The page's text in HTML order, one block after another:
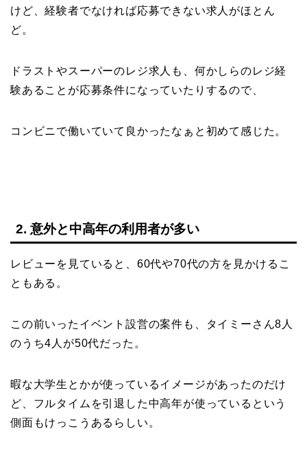
けど、経験者でなければ応募できない求人がほとん
ど。
ドラストやスーパーのレジ求人も、何かしらのレジ経
験あることが応募条件になっていたりするので、
コンビニで働いていて良かったなぁと初めて感じた。
2. 意外と中高年の利用者が多い
レビューを見ていると、60代や70代の方を見かけるこ
ともある。
この前いったイベント設営の案件も、タイミーさん8人
のうち4人が50代だった。
暇な大学生とかが使っているイメージがあったのだけ
ど、フルタイムを引退した中高年が使っているという
側面もけっこうあるらしい。